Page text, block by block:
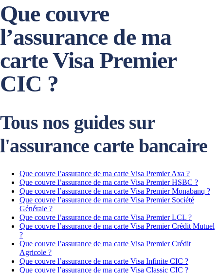
Que couvre
l’assurance de ma
carte Visa Premier
CIC ?
Tous nos guides sur
l'assurance carte bancaire
Que couvre l’assurance de ma carte Visa Premier Axa ?
Que couvre l’assurance de ma carte Visa Premier HSBC ?
Que couvre l’assurance de ma carte Visa Premier Monabanq ?
Que couvre l’assurance de ma carte Visa Premier Société
Générale ?
Que couvre l’assurance de ma carte Visa Premier LCL ?
Que couvre l’assurance de ma carte Visa Premier Crédit Mutuel
?
Que couvre l’assurance de ma carte Visa Premier Crédit
Agricole ?
Que couvre l’assurance de ma carte Visa Infinite CIC ?
Que couvre l’assurance de ma carte Visa Classic CIC ?